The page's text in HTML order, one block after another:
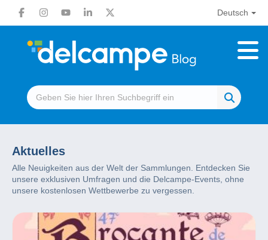
Deutsch
Aktuelles
Alle Neuigkeiten aus der Welt der Sammlungen. Entdecken Sie
unsere exklusiven Umfragen und die Delcampe-Events, ohne
unsere kostenlosen Wettbewerbe zu vergessen.